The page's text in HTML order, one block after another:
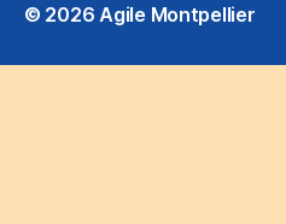
© 2026 Agile Montpellier